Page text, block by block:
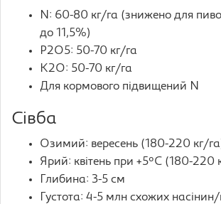
N: 60-80 кг/га (знижено для
до 11,5%)
P2O5: 50-70 кг/га
K2O: 50-70 кг/га
Для кормового підвищений N
Сівба
Озимий: вересень (180-220 кг/
Ярий: квітень при +5°C (180-220
Глибина: 3-5 см
Густота: 4-5 млн схожих насінин/